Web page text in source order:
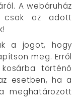
A webáruház
csak az adott
a jogot, hogy
meg. Erről
történő
esetben, ha a
meghatározott